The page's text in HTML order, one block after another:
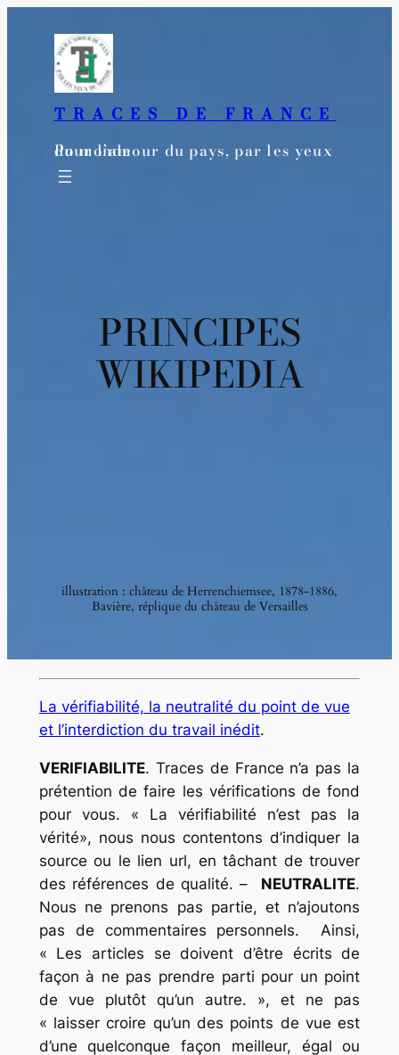
contenu
TRACES DE FRANCE
Pour l’amour du pays, par les yeux du monde
PRINCIPES
WIKIPEDIA
illustration : château de Herrenchiemsee, 1878-1886,
Bavière, réplique du château de Versailles
La vérifiabilité, la neutralité du point de vue
et l’interdiction du travail inédit.
VERIFIABILITE. Traces de France n’a pas la
prétention de faire les vérifications de fond
pour vous. « La vérifiabilité n’est pas la
vérité», nous nous contentons d’indiquer la
source ou le lien url, en tâchant de trouver
des références de qualité. – NEUTRALITE.
Nous ne prenons pas partie, et n’ajoutons
pas de commentaires personnels. Ainsi,
« Les articles se doivent d’être écrits de
façon à ne pas prendre parti pour un point
de vue plutôt qu’un autre. », et ne pas
« laisser croire qu’un des points de vue est
d’une quelconque façon meilleur, égal ou